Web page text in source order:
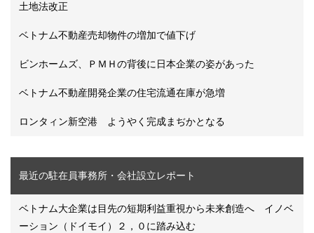
土地法改正
ベトナム不動産売却物件の増加で値下げ
ビンホームズ、ＰＭＨの背後に日本企業の姿があった
ベトナム不動産開発企業の住宅流通在庫が急増
ロンタィン新空港 ようやく完成まぢかとなる
最近の駐在員事務所・会社設立レポート
ベトナム大企業は目先の短期利益重視から未来創造へ イノベ
ーション（ドイモイ）２，０に踏み込む